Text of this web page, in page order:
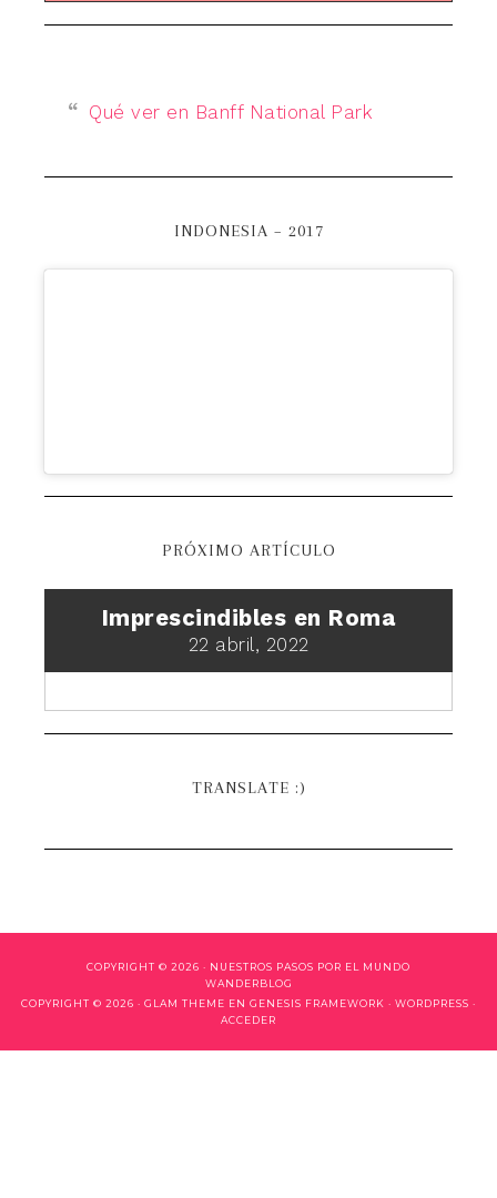
Qué ver en Banff National Park
INDONESIA – 2017
PRÓXIMO ARTÍCULO
Imprescindibles en Roma
22 abril, 2022
TRANSLATE :)
COPYRIGHT © 2026 · NUESTROS PASOS POR EL MUNDO
WANDERBLOG
COPYRIGHT © 2026 · GLAM THEME EN GENESIS FRAMEWORK · WORDPRESS ·
ACCEDER